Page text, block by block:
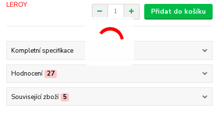
Přidat do košíku
Kompletní specifikace
Hodnocení 27
Související zboží 5